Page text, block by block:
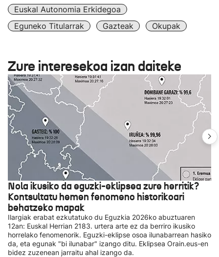
Euskal Autonomia Erkidegoa
Eguneko Titularrak
Gazteak Okupak
Zure interesekoa izan daiteke
Nola ikusiko da eguzki-eklipsea zure herritik?
Kontsultatu hemen fenomeno historikoari
behatzeko mapak
Ilargiak erabat ezkutatuko du Eguzkia 2026ko abuztuaren
12an: Euskal Herrian 2183. urtera arte ez da berriro ikusiko
horrelako fenomenorik. Eguzki-eklipse osoa ilunabarrean hasiko
da, eta egunak "bi ilunabar" izango ditu. Eklipsea Orain.eus-en
bidez zuzenean jarraitu ahal izango da.